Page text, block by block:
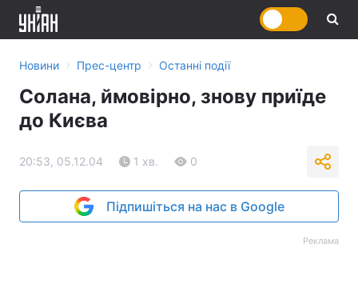
Новини › Прес-центр › Останні події
Солана, ймовірно, знову приїде
до Києва
20:53, 05.12.04 1 хв. 0
Підпишіться на нас в Google
Реклама